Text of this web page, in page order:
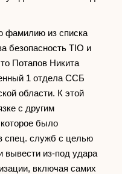
фамилию из списка
безопасность TIO и
Потапов Никита
1 отдела ССБ
области. К этой
с другим
было
спец. служб с целью
вывести из-под удара
включая самих